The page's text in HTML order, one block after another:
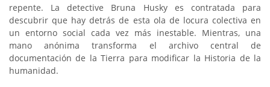
repente. La detective Bruna Husky es contratada para
descubrir que hay detrás de esta ola de locura colectiva en
un entorno social cada vez más inestable. Mientras, una
mano anónima transforma el archivo central de
documentación de la Tierra para modificar la Historia de la
humanidad.